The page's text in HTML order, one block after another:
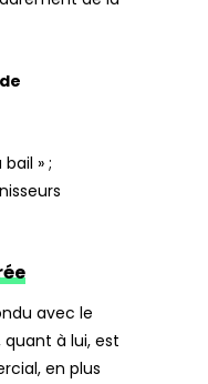
» ;
avec le
quant à lui, est
en plus